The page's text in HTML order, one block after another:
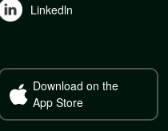
Linkedln
Download on the
App Store